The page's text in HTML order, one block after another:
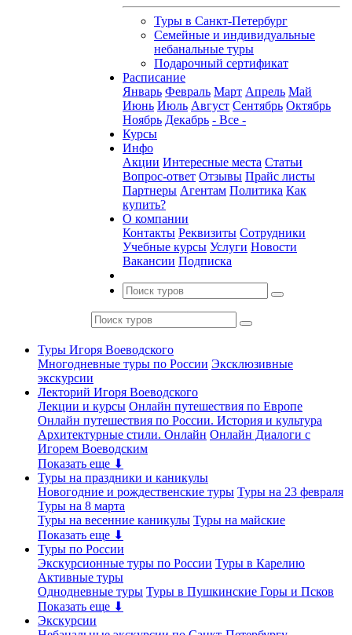
Туры в Санкт-Петербург
Семейные и индивидуальные
небанальные туры
Подарочный сертификат
Расписание
Январь Февраль Март Апрель Май
Июнь Июль Август Сентябрь Октябрь
Ноябрь Декабрь - Все -
Курсы
Инфо
Акции Интересные места Статьи
Вопрос-ответ Отзывы Прайс листы
Партнеры Агентам Политика Как
купить?
О компании
Контакты Реквизиты Сотрудники
Учебные курсы Услуги Новости
Вакансии Подписка
Туры Игоря Воеводского
Многодневные туры по России Эксклюзивные
экскурсии
Лекторий Игоря Воеводского
Лекции и курсы Онлайн путешествия по Европе
Онлайн путешествия по России. История и культура
Архитектурные стили. Онлайн Онлайн Диалоги с
Игорем Воеводским
Показать еще ⬇
Туры на праздники и каникулы
Новогодние и рождественские туры Туры на 23 февраля
Туры на 8 марта
Туры на весенние каникулы Туры на майские
Показать еще ⬇
Туры по России
Экскурсионные туры по России Туры в Карелию
Активные туры
Однодневные туры Туры в Пушкинские Горы и Псков
Показать еще ⬇
Экскурсии